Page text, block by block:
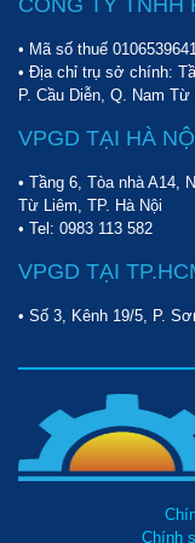
Dựa trên nhu
dụng phụ kiện
Không chỉ sở hữu
máy chà sàn liên
chuộng bởi thiết kế
nghĩ sao về quyết
Nhanh tay liên hệ
CÔNG TY TNHH
• Mã số thuế
• Địa chỉ trụ sở chính:
P. Cầu Diễn, Q. Nam Từ
VPGD TẠI HÀ
• Tầng 6, Tòa nhà A14,
Từ Liêm, TP. Hà Nội
• Tel: 0983 113 582
VPGD TẠI
• Số 3, Kênh 19/5, P.
Chính